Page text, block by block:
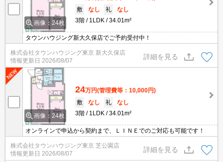
画像：24枚
敷
なし 礼
なし
3階
1LDK 34.01m²
タウンハウジング新大久保店でご予約受付中！
株式会社タウンハウジング東京 新大久保店
情報更新日 2026/08/07
詳細を見る
画像：24枚
24万円(管理費等：10,000円)
敷
なし 礼
なし
3階
1LDK 34.01m²
オンラインで申込から契約まで、ＬＩＮＥでのご対応も可能です！
株式会社タウンハウジング東京 芝公園店
情報更新日 2026/08/07
詳細を見る